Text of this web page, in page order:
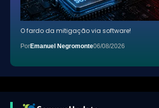
O fardo da mitigação via software!
PorEmanuel Negromonte06/08/2026